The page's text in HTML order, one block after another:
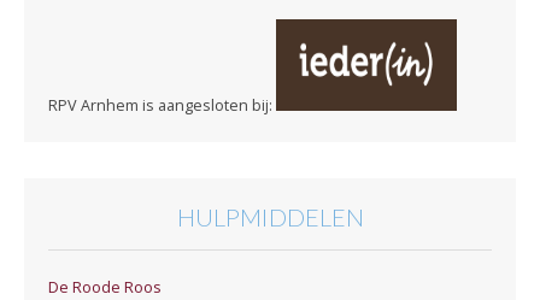
RPV Arnhem is aangesloten bij:
HULPMIDDELEN
De Roode Roos